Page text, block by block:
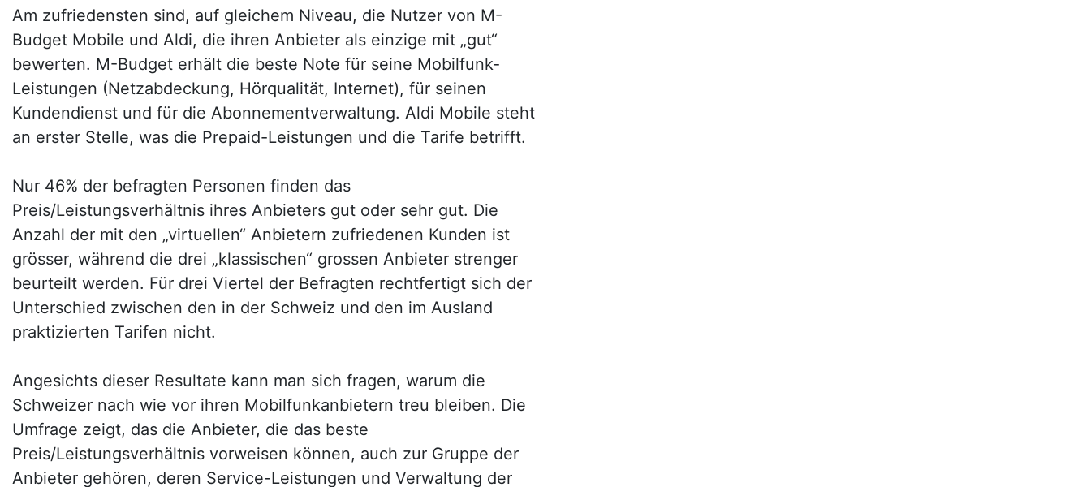
Am zufriedensten sind, auf gleichem Niveau, die Nutzer von M-
Budget Mobile und Aldi, die ihren Anbieter als einzige mit „gut“
bewerten. M-Budget erhält die beste Note für seine Mobilfunk-
Leistungen (Netzabdeckung, Hörqualität, Internet), für seinen
Kundendienst und für die Abonnementverwaltung. Aldi Mobile steht
an erster Stelle, was die Prepaid-Leistungen und die Tarife betrifft.
Nur 46% der befragten Personen finden das
Preis/Leistungsverhältnis ihres Anbieters gut oder sehr gut. Die
Anzahl der mit den „virtuellen“ Anbietern zufriedenen Kunden ist
grösser, während die drei „klassischen“ grossen Anbieter strenger
beurteilt werden. Für drei Viertel der Befragten rechtfertigt sich der
Unterschied zwischen den in der Schweiz und den im Ausland
praktizierten Tarifen nicht.
Angesichts dieser Resultate kann man sich fragen, warum die
Schweizer nach wie vor ihren Mobilfunkanbietern treu bleiben. Die
Umfrage zeigt, das die Anbieter, die das beste
Preis/Leistungsverhältnis vorweisen können, auch zur Gruppe der
Anbieter gehören, deren Service-Leistungen und Verwaltung der